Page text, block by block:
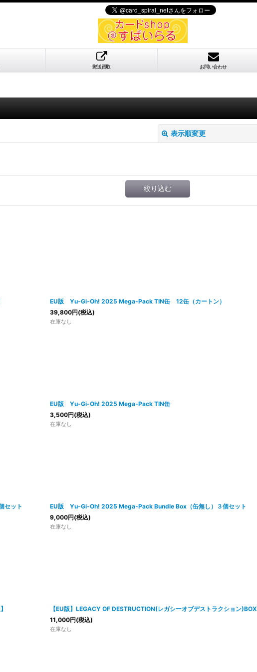
郵送買取 お問い合わせ
表示順変更
絞り込む
EU版 Yu-Gi-Oh! 2025 Mega-Pack TIN缶 12缶（カートン）
39,800円(税込)
在庫なし
EU版 Yu-Gi-Oh! 2025 Mega-Pack TIN缶
3,500円(税込)
在庫なし
セット
EU版 Yu-Gi-Oh! 2025 Mega-Pack Bundle Box（缶無し）３個セット
9,000円(税込)
在庫なし
【EU版】LEGACY OF DESTRUCTION(レガシーオブデストラクション)BOX
11,000円(税込)
在庫なし